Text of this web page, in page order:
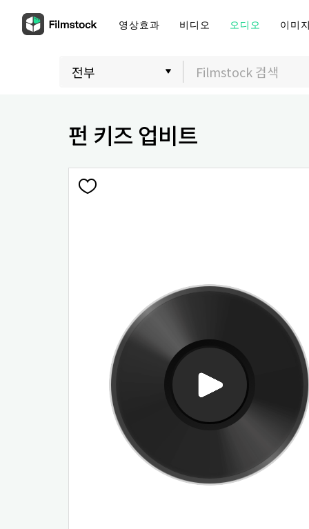
영상효과 비디오 오디오 이미
펀 키즈 업비트